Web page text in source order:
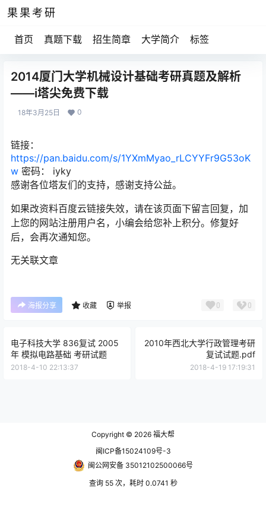
果果考研
首页 真题下载 招生简章 大学简介 标签
2014厦门大学机械设计基础考研真题及解析
——i塔尖免费下载
18年3月25日 0
链接：
https://pan.baidu.com/s/1YXmMyao_rLCYYFr9G53oK
w 密码： iyky
感谢各位塔友们的支持，感谢支持公益。
如果改资料百度云链接失效，请在该页面下留言回复，加
上您的网站注册用户名，小编会给您补上积分。修复好
后，会再次通知您。
无关联文章
海报分享 收藏 举报 0 0
电子科技大学 836复试 2005
年 模拟电路基础 考研试题
2018-4-10 22:13:37
2010年西北大学行政管理考研
复试试题.pdf
2018-4-19 17:19:31
Copyright © 2026 福大帮
闽ICP备15024109号-3
闽公网安备 35012102500066号
查询 55 次，耗时 0.0741 秒